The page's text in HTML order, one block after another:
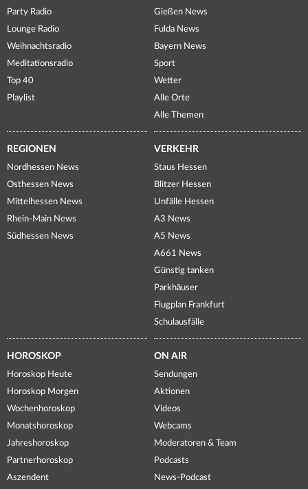
Party Radio
Lounge Radio
Weihnachtsradio
Meditationsradio
Top 40
Playlist
Gießen News
Fulda News
Bayern News
Sport
Wetter
Alle Orte
Alle Themen
REGIONEN
Nordhessen News
Osthessen News
Mittelhessen News
Rhein-Main News
Südhessen News
VERKEHR
Staus Hessen
Blitzer Hessen
Unfälle Hessen
A3 News
A5 News
A661 News
Günstig tanken
Parkhäuser
Flugplan Frankfurt
Schulausfälle
HOROSKOP
Horoskop Heute
Horoskop Morgen
Wochenhoroskop
Monatshoroskop
Jahreshoroskop
Partnerhoroskop
Aszendent
ON AIR
Sendungen
Aktionen
Videos
Webcams
Moderatoren & Team
Podcasts
News-Podcast